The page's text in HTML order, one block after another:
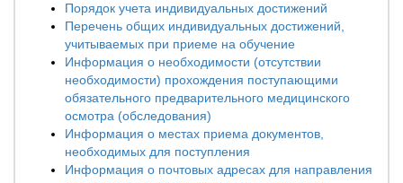
Порядок учета индивидуальных достижений
Перечень общих индивидуальных достижений,
учитываемых при приеме на обучение
Информация о необходимости (отсутствии
необходимости) прохождения поступающими
обязательного предварительного медицинского
осмотра (обследования)
Информация о местах приема документов,
необходимых для поступления
Информация о почтовых адресах для направления